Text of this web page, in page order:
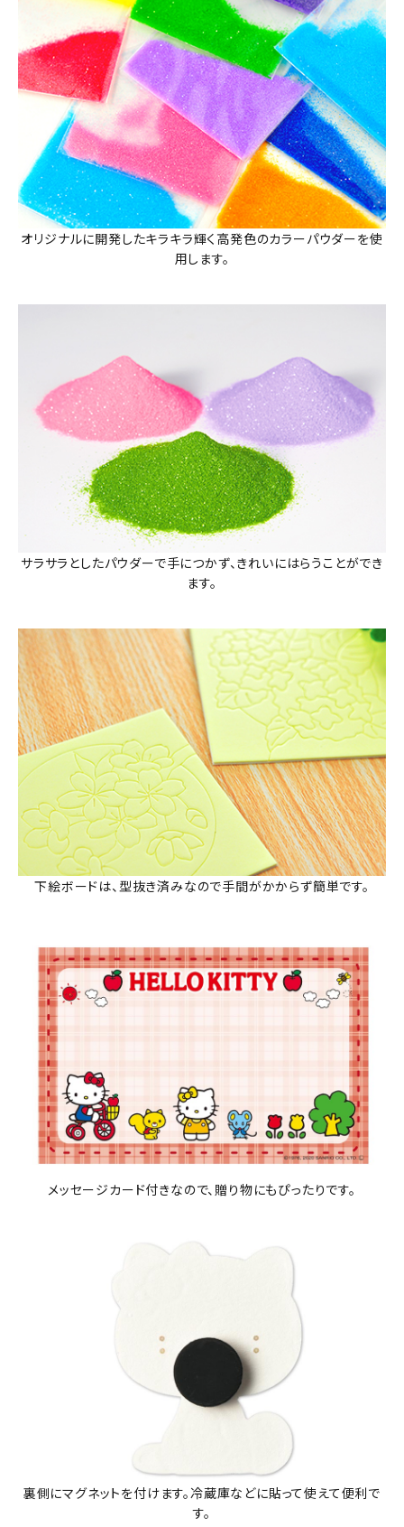
オリジナルに開発したキラキラ輝く高発色のカラーパウダーを使
用します。
サラサラとしたパウダーで手につかず、きれいにはらうことができ
ます。
下絵ボードは、型抜き済みなので手間がかからず簡単です。
メッセージカード付きなので、贈り物にもぴったりです。
裏側にマグネットを付けます。冷蔵庫などに貼って使えて便利で
す。